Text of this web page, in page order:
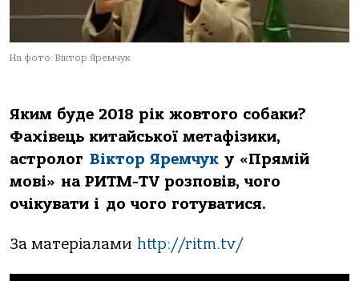
На фото: Віктор Яремчук
Яким буде 2018 рік жовтого собаки?
Фахівець китайської метафізики,
астролог Віктор Яремчук у «Прямій
мові» на РИТМ-TV розповів, чого
очікувати і до чого готуватися.
За матеріалами http://ritm.tv/